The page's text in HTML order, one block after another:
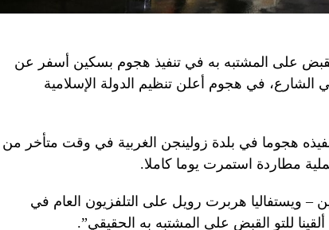
على المشتبه به في تنفيذ هجوم بسكين أسفر عن
في هجوم أعلن تنظيم الدولة الإسلامية
هجوما في بلدة زولينجن الغربية في وقت متأخر من
مطاردة استمرت يوما كاملا.
– ويستفاليا هربرت رويل على التلفزيون العام في
للتو القبض على المشتبه به الحقيقي”.